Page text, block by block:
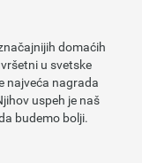
domaćih
u svetske
najveća nagrada
uspeh je naš
budemo bolji.